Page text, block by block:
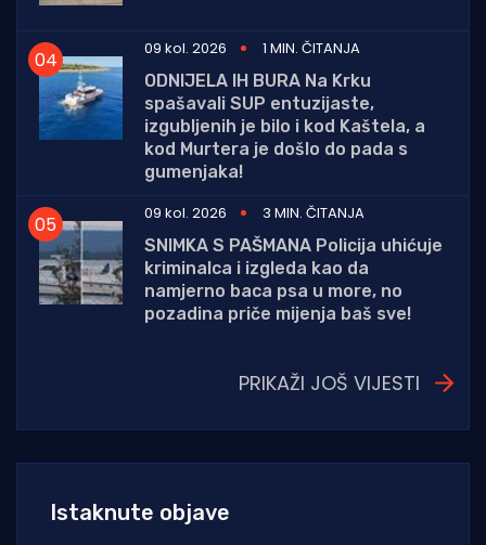
09 kol. 2026
1 MIN. ČITANJA
ODNIJELA IH BURA Na Krku
spašavali SUP entuzijaste,
izgubljenih je bilo i kod Kaštela, a
kod Murtera je došlo do pada s
gumenjaka!
09 kol. 2026
3 MIN. ČITANJA
SNIMKA S PAŠMANA Policija uhićuje
kriminalca i izgleda kao da
namjerno baca psa u more, no
pozadina priče mijenja baš sve!
PRIKAŽI JOŠ VIJESTI
Istaknute objave